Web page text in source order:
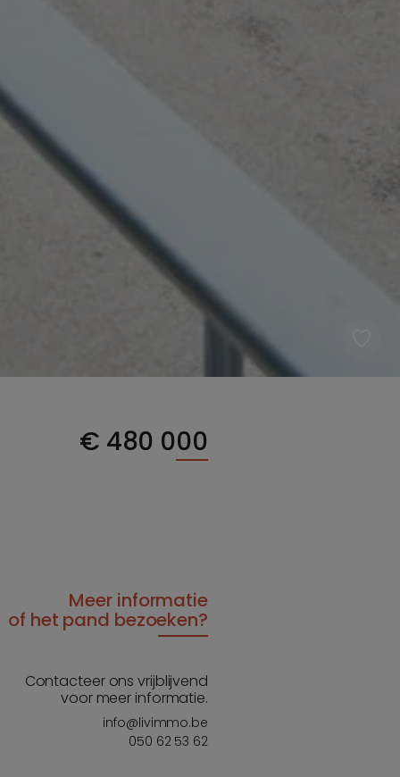
€ 480 000
Meer informatie
of het pand bezoeken?
Contacteer ons vrijblijvend
voor meer informatie.
info@livimmo.be
050 62 53 62